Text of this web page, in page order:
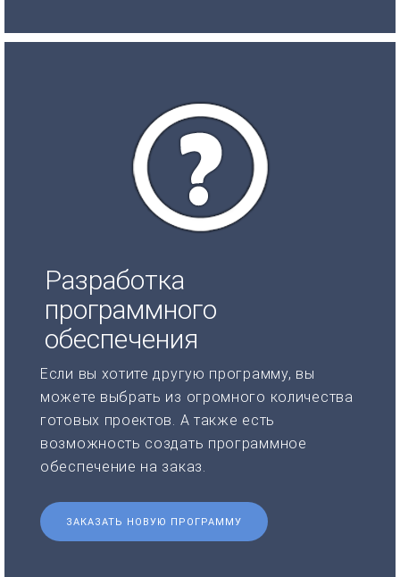
Разработка
программного
обеспечения
Если вы хотите другую программу, вы
можете выбрать из огромного количества
готовых проектов. А также есть
возможность создать программное
обеспечение на заказ.
ЗАКАЗАТЬ НОВУЮ ПРОГРАММУ